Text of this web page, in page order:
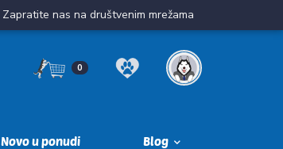
Zapratite nas na društvenim mrežama
0
Novo u ponudi Blog